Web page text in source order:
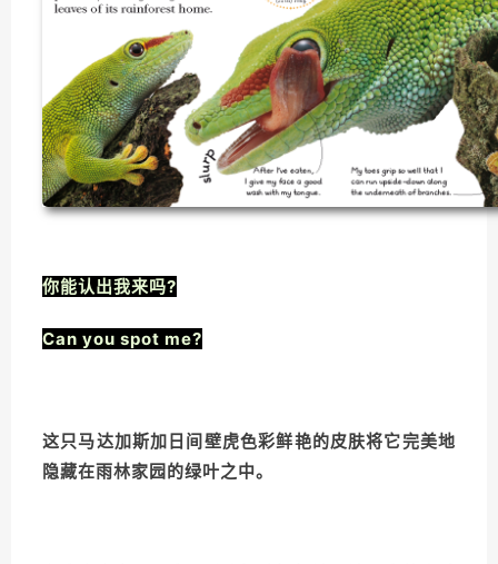
你能认出我来吗?
Can you spot me?
这只马达加斯加日间壁虎色彩鲜艳的皮肤将它完美地
隐藏在雨林家园的绿叶之中。